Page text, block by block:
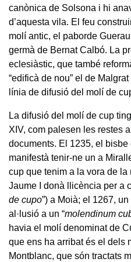
canònica de Solsona i hi
d’aquesta vila. El feu
molí antic, el paborde
germà de Bernat Calbó. La
eclesiàstic, que també
“edificà de nou” el de
línia de difusió del molí de
La difusió del molí de cup
XIV, com palesen les restes
documents. El 1235, el
manifestà tenir-ne un a
cup que tenim a la vora de la
Jaume I donà llicència per a
de cupo”) a Moià; el 1267,
al·lusió a un “molendinum
havia el molí denominat de
que ens ha arribat és el dels
Montblanc, que són tractats